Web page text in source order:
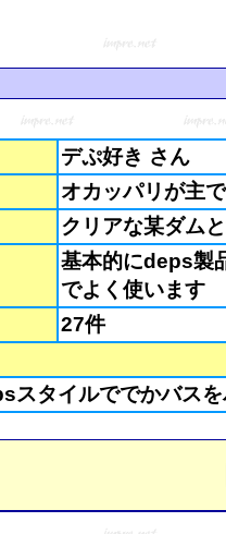
デぷ好き さん
オカッパリが主
クリアな某ダム
基本的にdeps製
でよく使います
27件
タイルででかバス